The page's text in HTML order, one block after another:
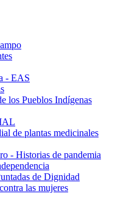
- EAS
los Pueblos Indígenas
de plantas medicinales
- Historias de pandemia
de Dignidad
las mujeres